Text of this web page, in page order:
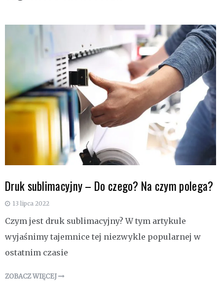
Druk sublimacyjny – Do czego? Na czym polega?
13 lipca 2022
Czym jest druk sublimacyjny? W tym artykule
wyjaśnimy tajemnice tej niezwykle popularnej w
ostatnim czasie
ZOBACZ WIĘCEJ